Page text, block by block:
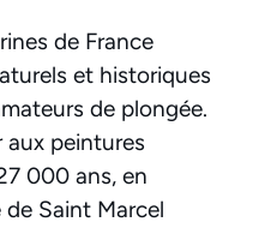
de France
et historiques
de plongée.
aux peintures
000 ans, en
Saint Marcel